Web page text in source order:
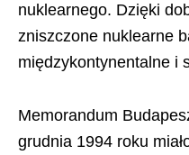
nuklearnego. Dzięki
zniszczone nuklearne
międzykontynentalne i
Memorandum
grudnia 1994 roku